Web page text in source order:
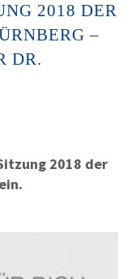
2018 DER
–
DR.
2018 der